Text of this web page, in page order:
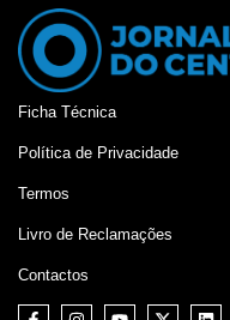
Ficha Técnica
Política de Privacidade
Termos
Livro de Reclamações
Contactos